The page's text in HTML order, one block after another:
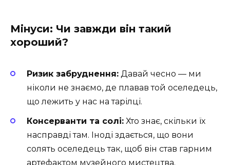
Мінуси: Чи завжди він такий
хороший?
Ризик забруднення: Давай чесно — ми
ніколи не знаємо, де плавав той оселедець,
що лежить у нас на тарілці.
Консерванти та солі: Хто знає, скільки їх
насправді там. Іноді здається, що вони
солять оселедець так, щоб він став гарним
артефактом музейного мистецтва.